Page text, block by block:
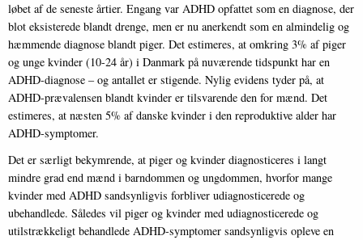
løbet af de seneste årtier. Engang var ADHD opfattet som en diagnose, der
blot eksisterede blandt drenge, men er nu anerkendt som en almindelig og
hæmmende diagnose blandt piger. Det estimeres, at omkring 3% af piger
og unge kvinder (10-24 år) i Danmark på nuværende tidspunkt har en
ADHD-diagnose – og antallet er stigende. Nylig evidens tyder på, at
ADHD-prævalensen blandt kvinder er tilsvarende den for mænd. Det
estimeres, at næsten 5% af danske kvinder i den reproduktive alder har
ADHD-symptomer.
Det er særligt bekymrende, at piger og kvinder diagnosticeres i langt
mindre grad end mænd i barndommen og ungdommen, hvorfor mange
kvinder med ADHD sandsynligvis forbliver udiagnosticerede og
ubehandlede. Således vil piger og kvinder med udiagnosticerede og
utilstrækkeligt behandlede ADHD-symptomer sandsynligvis opleve en